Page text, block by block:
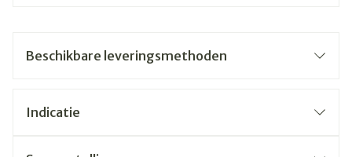
Beschikbare leveringsmethoden
Indicatie